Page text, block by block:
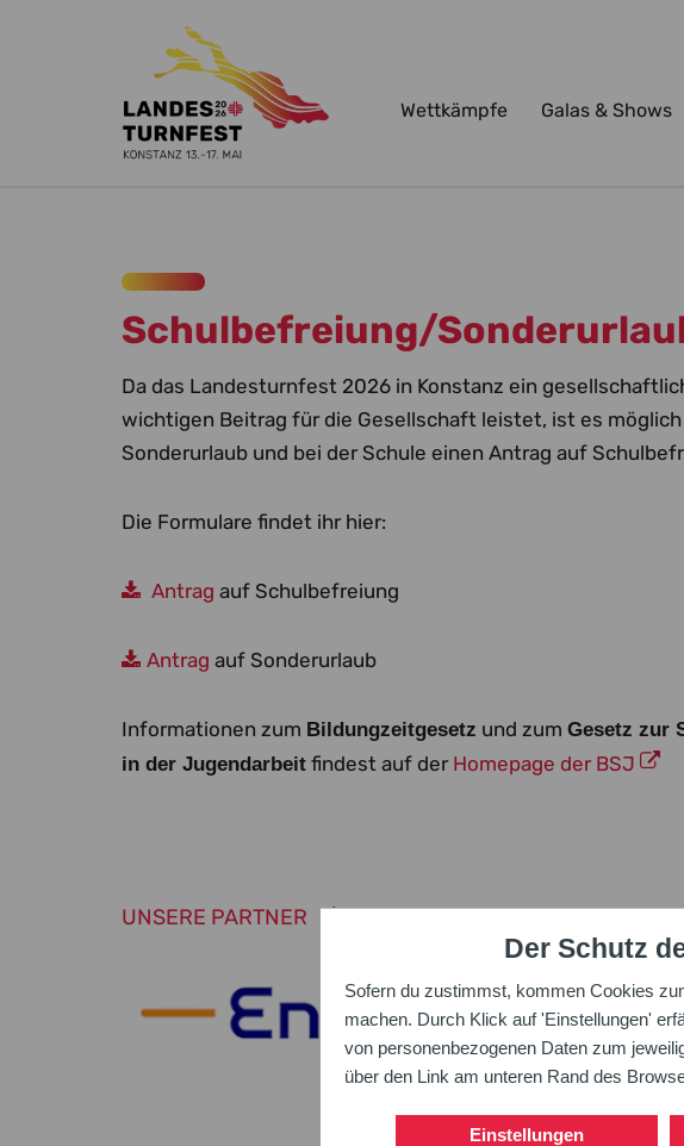
Der Schutz
Sofern du zustimmst, kommen Cookies
machen. Durch Klick auf 'Einstellungen'
von personenbezogenen Daten zum
über den Link am unteren Rand des
Einstellungen
Zum Hauptinhalt springen
Wettkämpfe Galas & Shows
Schulbefreiung/
Da das Landesturnfest 2026 in Konstanz ein
wichtigen Beitrag für die Gesellschaft leistet, ist es
Sonderurlaub und bei der Schule einen Antrag auf
Die Formulare findet ihr hier:
Antrag auf Schulbefreiung
Antrag auf Sonderurlaub
Informationen zum Bildungzeitgesetz und zum Gesetz zur
in der Jugendarbeit findest auf der Homepage der BSJ
UNSERE PARTNER